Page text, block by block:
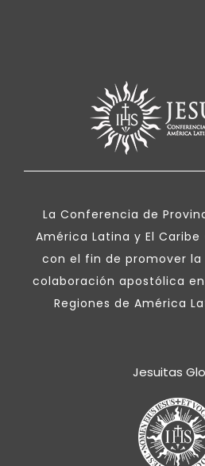
La Conferencia de
América Latina y El
con el fin de promover
colaboración apostólica
Regiones de América
Jesuitas